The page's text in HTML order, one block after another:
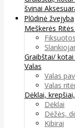
švinai
Plūdinė žvejyba
Meškerės Ritės
Fiksuotos
Graibštai/ kotai
Valas
Valas
Valas
Dėklai,
Dėklai
Dėžės,
Kibirai